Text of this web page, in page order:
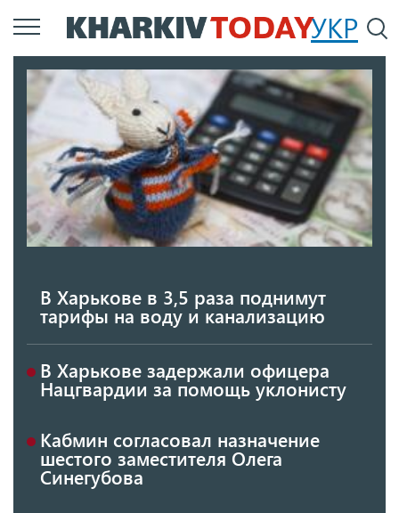
Перейти
к
содержанию
УКР
В Харькове в 3,5 раза поднимут
тарифы на воду и канализацию
В Харькове задержали офицера
Нацгвардии за помощь уклонисту
Кабмин согласовал назначение
шестого заместителя Олега
Синегубова